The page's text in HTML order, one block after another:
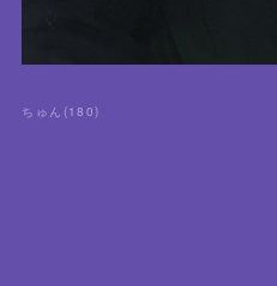
ちゅん (180)